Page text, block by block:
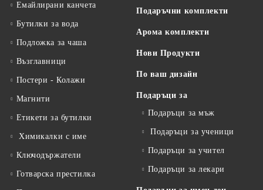
Емайлирани канчета
Бутилки за вода
Подложка за чаша
Възглавници
Постери - Колажи
Магнити
Етикети за бутилки
Химикалки с име
Ключодържатели
Готварска престилка
Подаръчни комплекти
Арома комплекти
Нови Продукти
По ваш дизайн
Подаръци за
Подаръци за мъж
Подаръци за ученици
Подаръци за учител
Подаръци за лекари